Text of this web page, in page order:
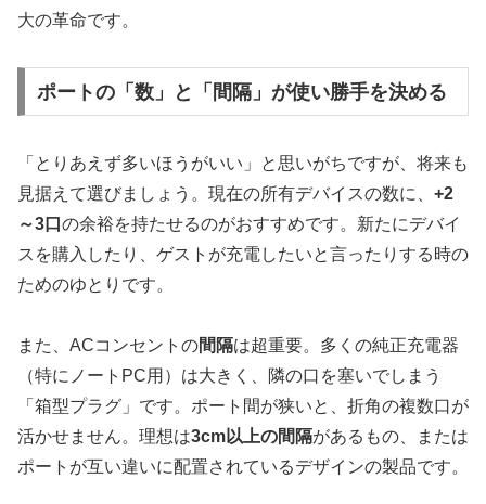
大の革命です。
ポートの「数」と「間隔」が使い勝手を決める
「とりあえず多いほうがいい」と思いがちですが、将来も
見据えて選びましょう。現在の所有デバイスの数に、 +2
～3口 の余裕を持たせるのがおすすめです。新たにデバイ
スを購入したり、ゲストが充電したいと言ったりする時の
ためのゆとりです。
また、ACコンセントの間隔は超重要。多くの純正充電器
（特にノートPC用）は大きく、隣の口を塞いでしまう
「箱型プラグ」です。ポート間が狭いと、折角の複数口が
活かせません。理想は3cm以上の間隔があるもの、または
ポートが互い違いに配置されているデザインの製品です。